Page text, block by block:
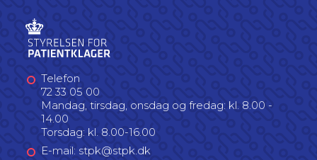
Telefon
72 33 05 00
Mandag, tirsdag, onsdag og fredag: kl. 8.00 -
14.00
Torsdag: kl. 8.00-16.00
E-mail: stpk@stpk.dk